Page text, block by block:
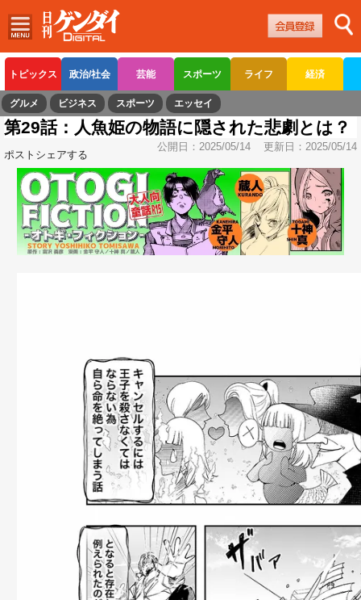
トピックス 政治/社会 芸能 スポーツ ライフ 経済
グルメ ビジネス スポーツ エッセイ
第29話：人魚姫の物語に隠された悲劇とは？
公開日： 2025/05/14 更新日： 2025/05/14
ポスト シェアする